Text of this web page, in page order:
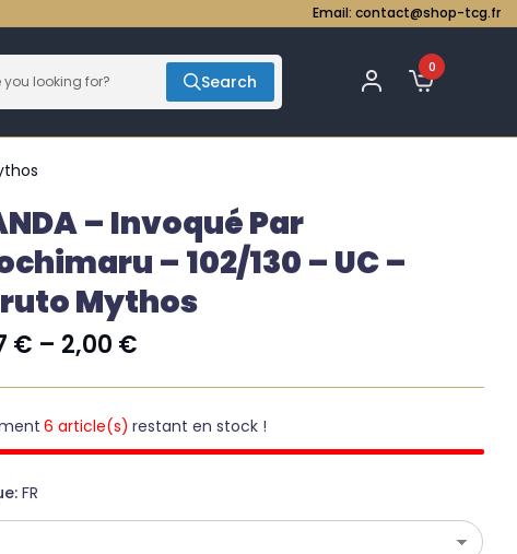
Email: contact@shop-tcg.fr
Search
0
– Invoqué Par
– 102/130 – UC –
Mythos
€ – 2,00 €
6 article(s) restant en stock !
FR